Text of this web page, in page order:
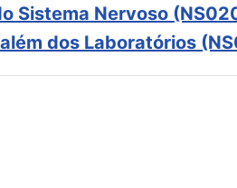
Sistema Nervoso
dos Laboratórios